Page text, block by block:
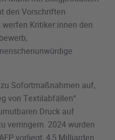
den Vorschriften
Kritiker:innen den
Sofortmaßnahmen auf,
von Textilabfällen“
Druck auf
verringern. 2024 wurden